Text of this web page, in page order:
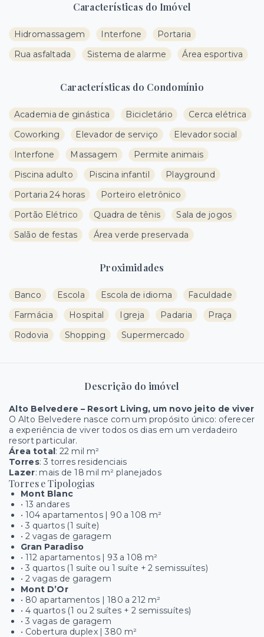
Características do Imóvel
Hidromassagem Interfone
Portaria
Rua asfaltada
Sistema de alarme Área esportiva
Características do Condomínio
Academia de ginástica Bicicletário
Cerca elétrica
Coworking
Elevador de serviço
Elevador social
Interfone
Massagem
Permite animais
Piscina adulto
Piscina infantil
Playground
Portaria 24 horas
Porteiro eletrônico
Portão Elétrico
Quadra de tênis
Sala de jogos
Salão de festas
Área verde preservada
Proximidades
Banco Escola Escola de idioma
Faculdade
Farmácia
Hospital Igreja Padaria
Praça
Rodovia
Shopping Supermercado
Descrição do imóvel
Alto Belvedere – Resort Living, um novo jeito de viver
O Alto Belvedere nasce com um propósito único: oferecer
a experiência de viver todos os dias em um verdadeiro
resort particular.
Área total: 22 mil m²
Torres: 3 torres residenciais
Lazer: mais de 18 mil m² planejados
Torres e Tipologias
Mont Blanc
• 13 andares
• 104 apartamentos | 90 a 108 m²
• 3 quartos (1 suíte)
• 2 vagas de garagem
Gran Paradiso
• 112 apartamentos | 93 a 108 m²
• 3 quartos (1 suíte ou 1 suíte + 2 semissuítes)
• 2 vagas de garagem
Mont D’Or
• 80 apartamentos | 180 a 212 m²
• 4 quartos (1 ou 2 suítes + 2 semissuítes)
• 3 vagas de garagem
• Cobertura duplex | 380 m²